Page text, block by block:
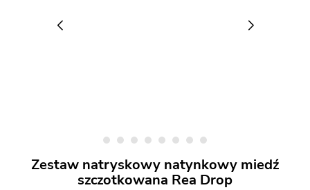
Zestaw natryskowy natynkowy miedź
szczotkowana Rea Drop